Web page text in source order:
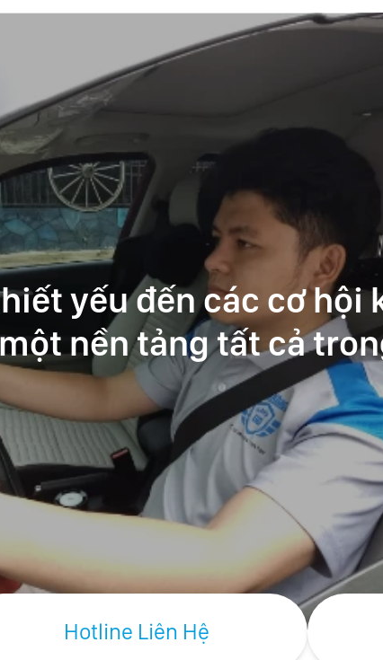
yếu đến các cơ hội
nền tảng tất cả
Hotline Liên Hệ